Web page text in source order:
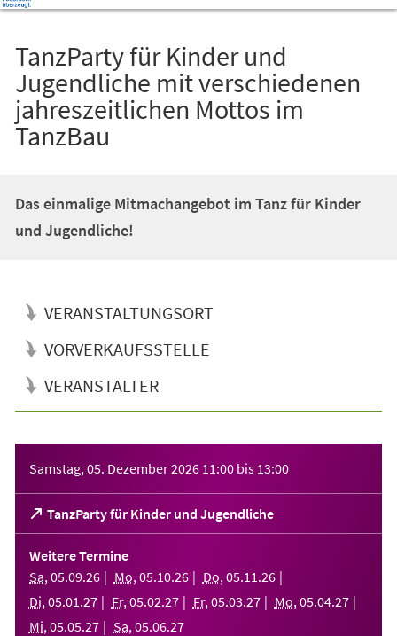
TanzParty für Kinder und
Jugendliche mit verschiedenen
jahreszeitlichen Mottos im
TanzBau
Das einmalige Mitmachangebot im Tanz für Kinder
und Jugendliche!
VERANSTALTUNGSORT
VORVERKAUFSSTELLE
VERANSTALTER
Samstag, 05. Dezember 2026 11:00 bis 13:00
TanzParty für Kinder und Jugendliche
(Öffnet
in
einem
neuen
Tab)
Weitere Termine
Sa, 05.09.26 Mo, 05.10.26 Do, 05.11 .26
Di, 05.01 .27 Fr, 05.02.27 Fr, 05.03.27 Mo, 05.04.27
Mi, 05.05.27 Sa, 05.06.27